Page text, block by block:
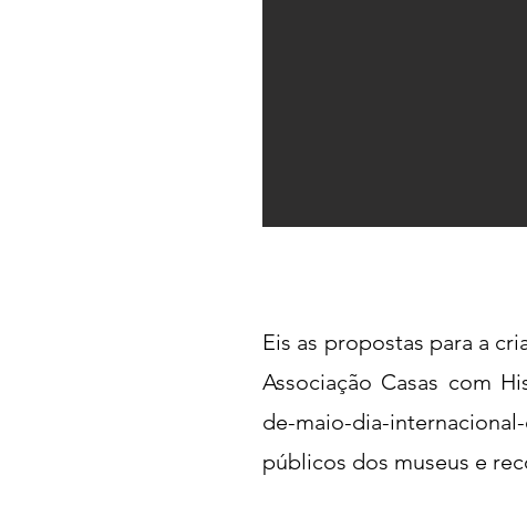
Eis as propostas para a
Associação Casas com
de-maio-dia-
públicos dos museus e